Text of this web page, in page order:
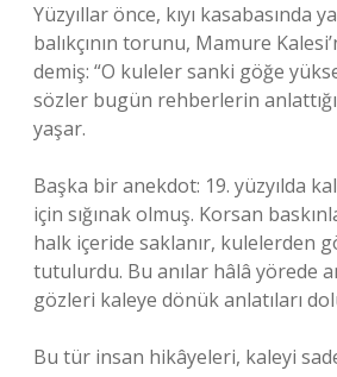
Yüzyıllar önce, kıyı kasabasında
balıkçının torunu, Mamure
demiş: “O kuleler sanki göğe
sözler bugün rehberlerin
yaşar.
Başka bir anekdot: 19. yüzyılda
için sığınak olmuş. Korsan
halk içeride saklanır, kulelerden
tutulurdu. Bu anılar hâlâ yörede
gözleri kaleye dönük anlatıları
Bu tür insan hikâyeleri, kaleyi